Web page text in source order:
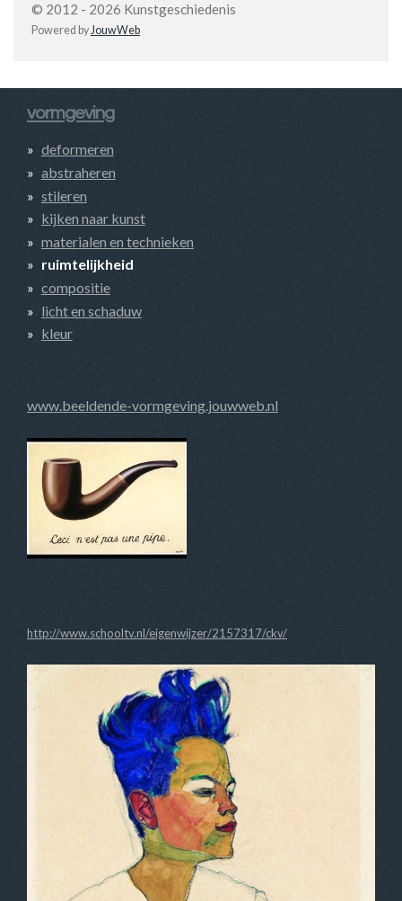
© 2012 - 2026 Kunstgeschiedenis
Powered byJouwWeb
vormgeving
deformeren
abstraheren
stileren
kijken naar kunst
materialen en technieken
ruimtelijkheid
compositie
licht en schaduw
kleur
www.beeldende-vormgeving.jouwweb.nl
http://www.schooltv.nl/eigenwijzer/2157317/ckv/